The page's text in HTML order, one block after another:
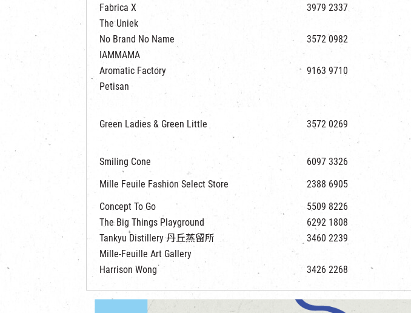
Fabrica X
3979 2337
The Uniek
No Brand No Name
3572 0982
IAMMAMA
Aromatic Factory
9163 9710
Petisan
Green Ladies & Green Little 3572 0269
Smiling Cone
6097 3326
Mille Feuile Fashion Select Store
2388 6905
Concept To Go
5509 8226
The Big Things Playground
6292 1808
Tankyu Distillery 丹丘蒸留所
3460 2239
Mille-Feuille Art Gallery
Harrison Wong
3426 2268